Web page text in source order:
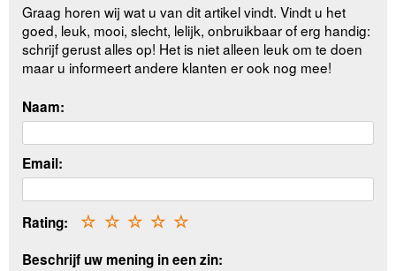
Graag horen wij wat u van dit artikel vindt. Vindt u het
goed, leuk, mooi, slecht, lelijk, onbruikbaar of erg handig:
schrijf gerust alles op! Het is niet alleen leuk om te doen
maar u informeert andere klanten er ook nog mee!
Naam:
Email:
Rating: ☆
☆
☆
☆
☆
Beschrijf uw mening in een zin: